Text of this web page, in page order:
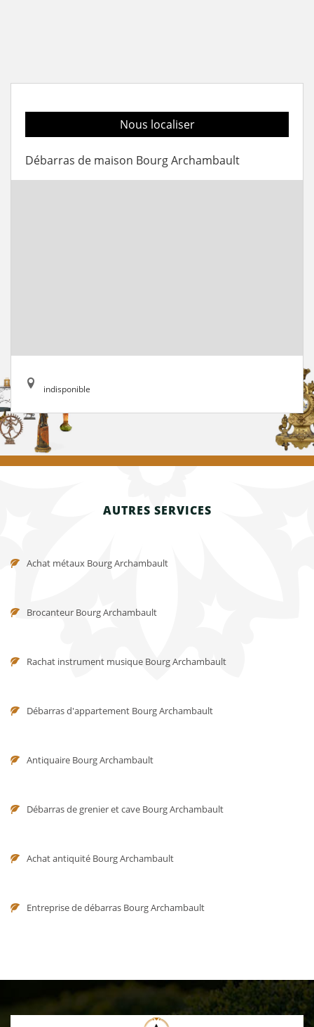
Nous localiser
Débarras de maison Bourg Archambault
indisponible
AUTRES SERVICES
Achat métaux Bourg Archambault
Brocanteur Bourg Archambault
Rachat instrument musique Bourg Archambault
Débarras d'appartement Bourg Archambault
Antiquaire Bourg Archambault
Débarras de grenier et cave Bourg Archambault
Achat antiquité Bourg Archambault
Entreprise de débarras Bourg Archambault